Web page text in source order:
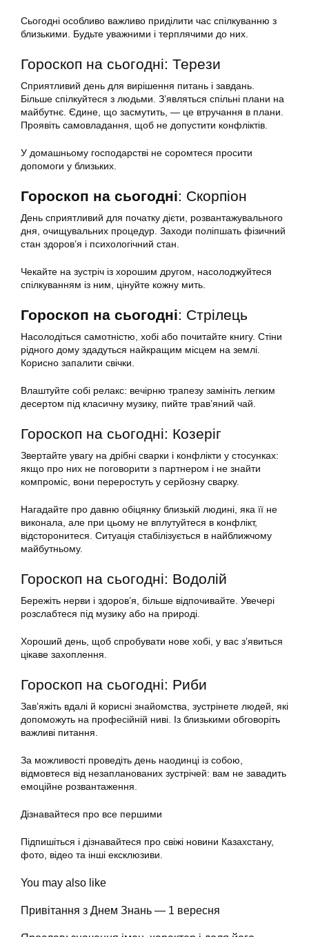
Сьогодні особливо важливо приділити час спілкуванню з
близькими. Будьте уважними і терплячими до них.
Гороскоп на сьогодні: Терези
Сприятливий день для вирішення питань і завдань.
Більше спілкуйтеся з людьми. З’являться спільні плани на
майбутнє. Єдине, що засмутить, — це втручання в плани.
Проявіть самовладання, щоб не допустити конфліктів.
У домашньому господарстві не соромтеся просити
допомоги у близьких.
Гороскоп на сьогодні: Скорпіон
День сприятливий для початку дієти, розвантажувального
дня, очищувальних процедур. Заходи поліпшать фізичний
стан здоров’я і психологічний стан.
Чекайте на зустріч із хорошим другом, насолоджуйтеся
спілкуванням із ним, цінуйте кожну мить.
Гороскоп на сьогодні: Стрілець
Насолодіться самотністю, хобі або почитайте книгу. Стіни
рідного дому здадуться найкращим місцем на землі.
Корисно запалити свічки.
Влаштуйте собі релакс: вечірню трапезу замініть легким
десертом під класичну музику, пийте трав’яний чай.
Гороскоп на сьогодні: Козеріг
Звертайте увагу на дрібні сварки і конфлікти у стосунках:
якщо про них не поговорити з партнером і не знайти
компроміс, вони переростуть у серйозну сварку.
Нагадайте про давню обіцянку близькій людині, яка її не
виконала, але при цьому не вплутуйтеся в конфлікт,
відсторонитеся. Ситуація стабілізується в найближчому
майбутньому.
Гороскоп на сьогодні: Водолій
Бережіть нерви і здоров’я, більше відпочивайте. Увечері
розслабтеся під музику або на природі.
Хороший день, щоб спробувати нове хобі, у вас з’явиться
цікаве захоплення.
Гороскоп на сьогодні: Риби
Зав’яжіть вдалі й корисні знайомства, зустрінете людей, які
допоможуть на професійній ниві. Із близькими обговоріть
важливі питання.
За можливості проведіть день наодинці із собою,
відмовтеся від незапланованих зустрічей: вам не завадить
емоційне розвантаження.
Дізнавайтеся про все першими
Підпишіться і дізнавайтеся про свіжі новини Казахстану,
фото, відео та інші ексклюзиви.
You may also like
Привітання з Днем Знань — 1 вересня